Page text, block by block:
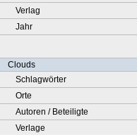
Verlag
Jahr
Clouds
Schlagwörter
Orte
Autoren / Beteiligte
Verlage